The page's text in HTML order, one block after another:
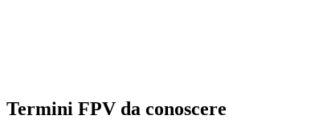
Termini FPV da conoscere